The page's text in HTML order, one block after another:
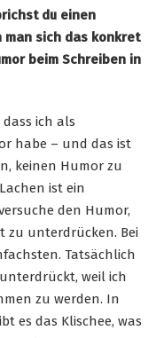
du einen
man sich das konkret
beim Schreiben in
ich als
habe – und das ist
keinen Humor zu
ist ein
den Humor,
zu unterdrücken. Bei
Tatsächlich
weil ich
zu werden. In
es das Klischee, was